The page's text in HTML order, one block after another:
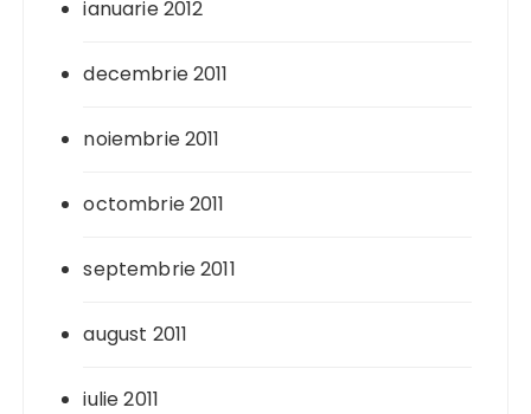
ianuarie 2012
decembrie 2011
noiembrie 2011
octombrie 2011
septembrie 2011
august 2011
iulie 2011